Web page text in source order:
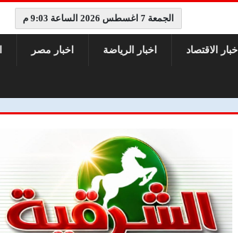
الجمعة 7 اغسطس 2026 الساعة 9:03 م
اخبار الاقتصاد اخبار الرياضة اخبار مصر